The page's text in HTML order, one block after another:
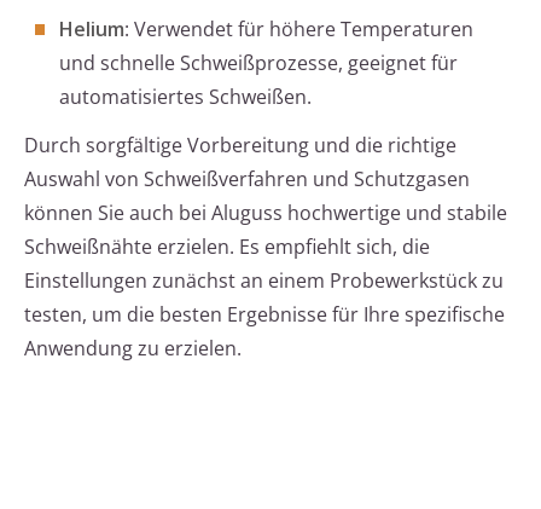
Helium: Verwendet für höhere Temperaturen
und schnelle Schweißprozesse, geeignet für
automatisiertes Schweißen.
Durch sorgfältige Vorbereitung und die richtige
Auswahl von Schweißverfahren und Schutzgasen
können Sie auch bei Aluguss hochwertige und stabile
Schweißnähte erzielen. Es empfiehlt sich, die
Einstellungen zunächst an einem Probewerkstück zu
testen, um die besten Ergebnisse für Ihre spezifische
Anwendung zu erzielen.